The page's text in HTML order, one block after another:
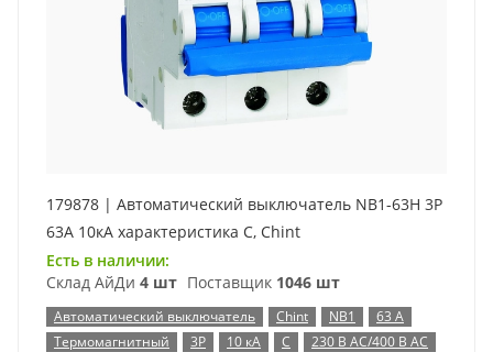
179878 | Автоматический выключатель NB1-63H 3P
63А 10кА характеристика C, Chint
Есть в наличии:
Склад АйДи 4 шт Поставщик 1046 шт
Автоматический выключатель Chint NB1
63 А
Термомагнитный
3P 10 кА C 230 В AC/400 В AC